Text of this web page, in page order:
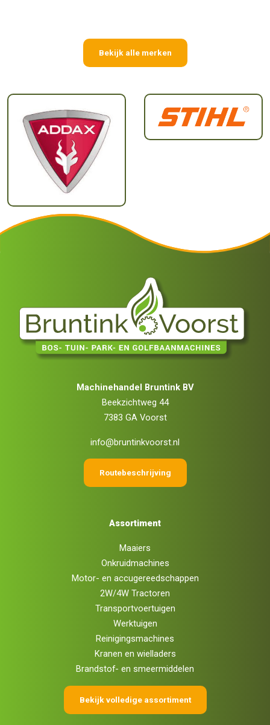
Bekijk alle merken
Machinehandel Bruntink BV
Beekzichtweg 44
7383 GA Voorst
info@bruntinkvoorst.nl
Routebeschrijving
Assortiment
Maaiers
Onkruidmachines
Motor- en accugereedschappen
2W/4W Tractoren
Transportvoertuigen
Werktuigen
Reinigingsmachines
Kranen en wielladers
Brandstof- en smeermiddelen
Bekijk volledige assortiment